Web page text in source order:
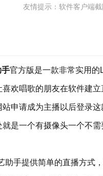
友情提示：软件客户端
手官方版是一款非常实用
欢唱歌的朋友在软件建
申请成为主播以后登录
是一个有摄像头一个不
手提供简单的直播方式，